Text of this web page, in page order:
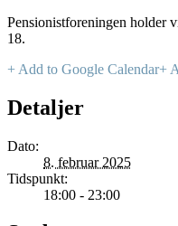
Pensionistforeningen holder
18.
+ Add to Google Calendar+
Detaljer
Dato:
8. februar 2025
Tidspunkt:
18:00 - 23:00